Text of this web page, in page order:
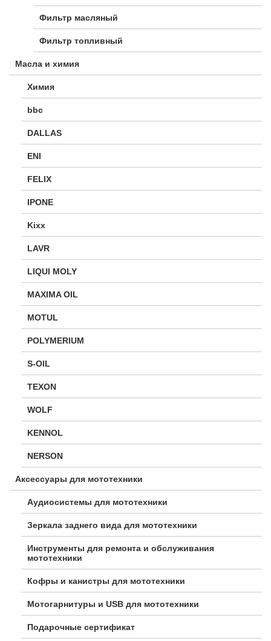
Фильтр масляный
Фильтр топливный
Масла и химия
Химия
bbc
DALLAS
ENI
FELIX
IPONE
Kixx
LAVR
LIQUI MOLY
MAXIMA OIL
MOTUL
POLYMERIUM
S-OIL
TEXON
WOLF
KENNOL
NERSON
Аксессуары для мототехники
Аудиосистемы для мототехники
Зеркала заднего вида для мототехники
Инструменты для ремонта и обслуживания
мототехники
Кофры и канистры для мототехники
Мотогарнитуры и USB для мототехники
Подарочные сертификат